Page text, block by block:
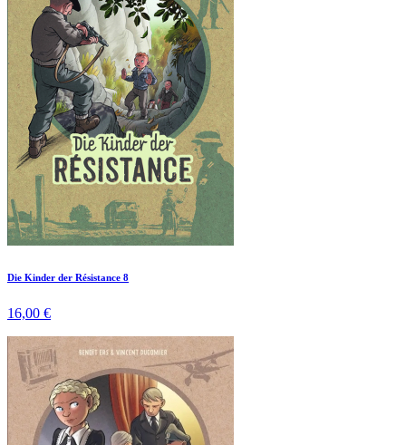
Die Kinder der Résistance 8
16,00 €